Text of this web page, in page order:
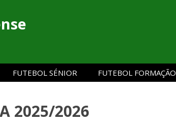
FUTEBOL SÉNIOR FUTEBOL FORMAÇÃO
2025/2026